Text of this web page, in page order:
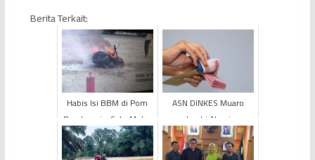
Berita Terkait:
Habis Isi BBM di Pom
Pembengis, Satu Motor
Matic Ludes Terbakar
ASN DINKES Muaro
Jambi Alami
Keterlambatan
Pembayaran Gaji